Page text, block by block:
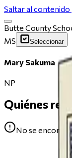
Saltar al
Butte County
MS
Seleccionar
Mary Sakuma
NP
Quiénes
No se